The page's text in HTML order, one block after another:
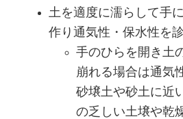
土を適度に濡らして手
作り通気性・保水性を
手のひらを開き土
崩れる場合は通気
砂壌土や砂土に近
の乏しい土壌や乾